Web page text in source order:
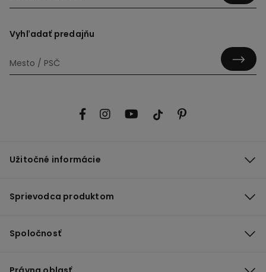
Vyhľadať predajňu
Užitočné informácie
Sprievodca produktom
Spoločnosť